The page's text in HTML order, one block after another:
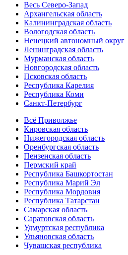
Весь Северо-Запад
Архангельская область
Калининградская область
Вологодская область
Ненецкий автономный округ
Ленинградская область
Мурманская область
Новгородская область
Псковская область
Республика Карелия
Республика Коми
Санкт-Петербург
Всё Приволжье
Кировская область
Нижегородская область
Оренбургская область
Пензенская область
Пермский край
Республика Башкортостан
Республика Марий Эл
Республика Мордовия
Республика Татарстан
Самарская область
Саратовская область
Удмуртская республика
Ульяновская область
Чувашская республика